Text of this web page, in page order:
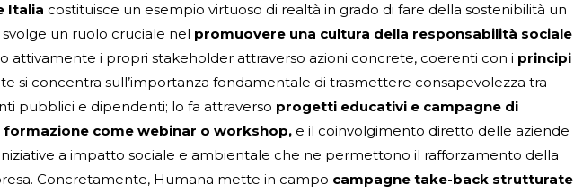
Italia costituisce un esempio virtuoso di realtà in grado di fare della sostenibilità un
un ruolo cruciale nel promuovere una cultura della responsabilità sociale
attivamente i propri stakeholder attraverso azioni concrete, coerenti con i principi
si concentra sull’importanza fondamentale di trasmettere consapevolezza tra
pubblici e dipendenti; lo fa attraverso progetti educativi e campagne di
come webinar o workshop, e il coinvolgimento diretto delle aziende
a impatto sociale e ambientale che ne permettono il rafforzamento della
Concretamente, Humana mette in campo campagne take-back strutturate